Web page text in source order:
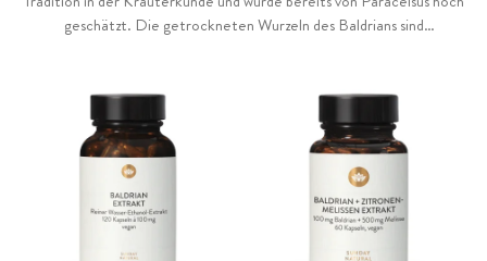
geschätzt. Die getrockneten Wurzeln des Baldrians sind